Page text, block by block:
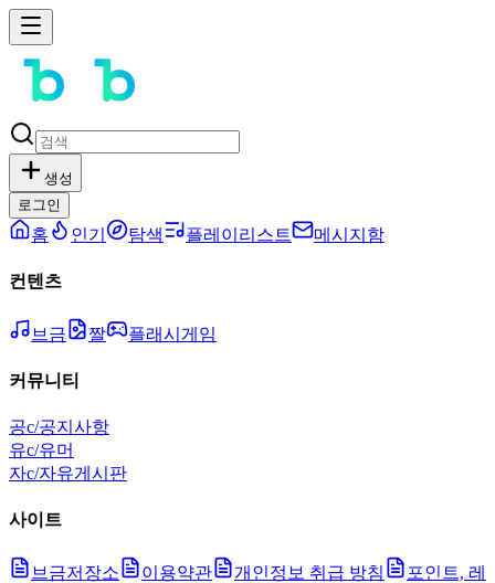
생성
로그인
홈 인기 탐색 플레이리스트 메시지함
컨텐츠
브금 짤 플래시게임
커뮤니티
공c/공지사항
유c/유머
자c/자유게시판
사이트
브금저장소 이용약관 개인정보 취급 방침
포인트, 레